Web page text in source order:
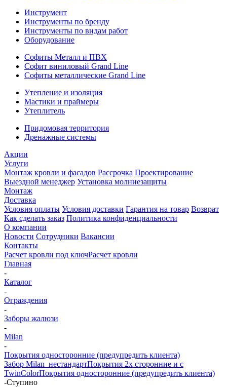
Инструмент
Инструменты по бренду
Инструменты по видам работ
Оборудование
Софиты Металл и ПВХ
Софит виниловый Grand Line
Софиты металлические Grand Line
Утепление и изоляция
Мастики и праймеры
Утеплитель
Придомовая территория
Дренажные системы
Акции
Услуги
Монтаж кровли и фасадов Рассрочка Проектирование
Выездной менеджер Установка молниезащиты
Монтаж
Доставка
Условия оплаты Условия доставки Гарантия на товар Возврат
Как сделать заказ Политика конфиденциальности
О компании
Новости Сотрудники Вакансии
Контакты
Расчет кровли под ключРасчет кровли
Главная
-
Каталог
-
Ограждения
-
Заборы жалюзи
-
Milan
-
Покрытия односторонние (предупредить клиента)
Забор Milan_нестандартПокрытия 2х сторонние и с
TwinColorПокрытия односторонние (предупредить клиента)
-Ступино